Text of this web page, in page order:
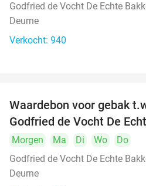
Godfried de Vocht De Echte
Deurne
Verkocht: 940
Waardebon voor gebak
Godfried de Vocht De
Morgen Ma Di Wo
Do
Godfried de Vocht De Echte
Deurne